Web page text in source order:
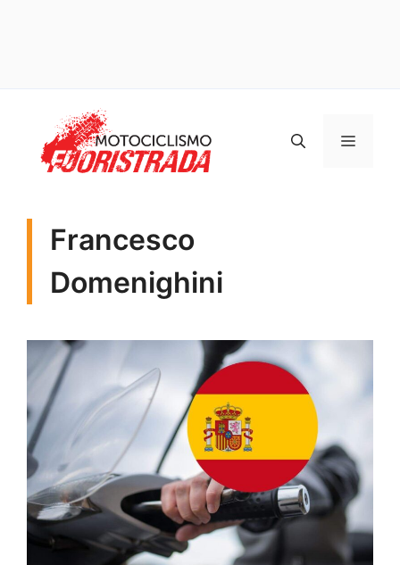
contenuto
MENU
Francesco
Domenighini